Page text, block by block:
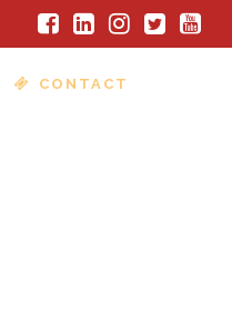
CONTACT